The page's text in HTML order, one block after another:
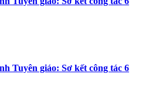
Tuyên giáo: Sơ kết công tác 6